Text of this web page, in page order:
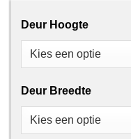
Deur Hoogte
Deur Breedte